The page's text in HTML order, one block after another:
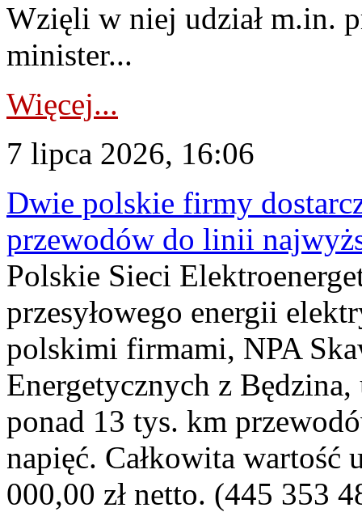
Wzięli w niej udział m.in.
minister...
Więcej...
7 lipca 2026, 16:06
Dwie polskie firmy
przewodów do linii
Polskie Sieci
przesyłowego energii
polskimi firmami, NPA
Energetycznych z
ponad 13 tys. km
napięć. Całkowita
000,00 zł netto. (445 353